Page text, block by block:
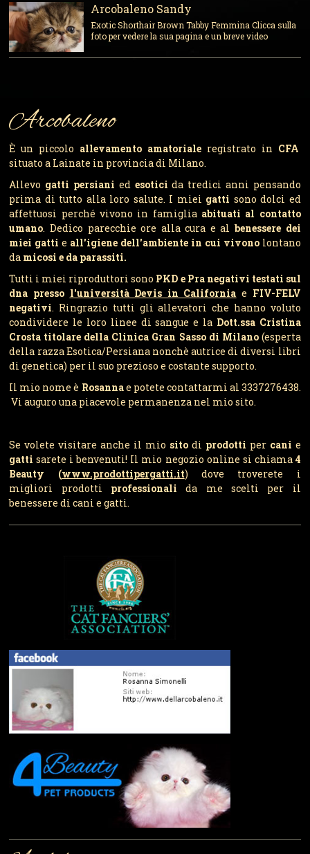
Arcobaleno Sandy
Exotic Shorthair Brown Tabby Femmina Clicca sulla
foto per vedere la sua pagina e un breve video
Arcobaleno
È un piccolo allevamento amatorialeregistrato in CFA
situato a Lainate in provincia di Milano.
Allevo gatti persiani ed esotici da tredici anni pensando
prima di tutto alla loro salute. I miei gatti sono dolci ed
affettuosi perché vivono in famiglia abituati al contatto
umano. Dedico parecchie ore alla cura e al benessere dei
miei gatti e all'igiene dell'ambiente in cui vivono lontano
da micosi e da parassiti.
Tutti i miei riproduttori sono PKD e Pra negativi testati sul
dna presso l'università Devis in California e FIV-FELV
negativi. Ringrazio tutti gli allevatori che hanno voluto
condividere le loro linee di sangue e la Dott.ssa Cristina
Crosta titolare della Clinica Gran Sasso di Milano (esperta
della razza Esotica/Persiana nonchè autrice di diversi libri
di genetica) per il suo prezioso e costante supporto.
Il mio nome è Rosannae potete contattarmi al 3337276438.
Vi auguro una piacevole permanenza nel mio sito.
Se volete visitare anche il mio sitodi prodotti per cani e
gatti sarete i benvenuti! Il mio negozio online si chiama 4
Beauty (www.prodottipergatti.it) dove troverete i
migliori prodotti professionali da me scelti per il
benessere di cani e gatti.